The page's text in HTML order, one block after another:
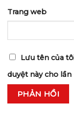
Trang web
Lưu tên của
duyệt này cho